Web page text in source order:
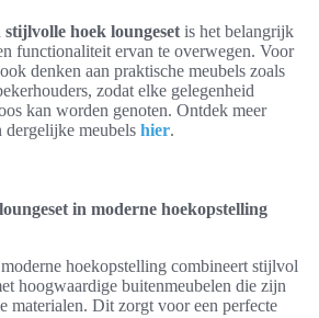
stijlvolle hoek loungeset is het belangrijk
functionaliteit ervan te overwegen. Voor
denken aan praktische meubels zoals
zodat elke gelegenheid
kan worden genoten. Ontdek meer
dergelijke meubels hier.
in moderne hoekopstelling
hoekopstelling combineert stijlvol
hoogwaardige buitenmeubelen die zijn
materialen. Dit zorgt voor een perfecte